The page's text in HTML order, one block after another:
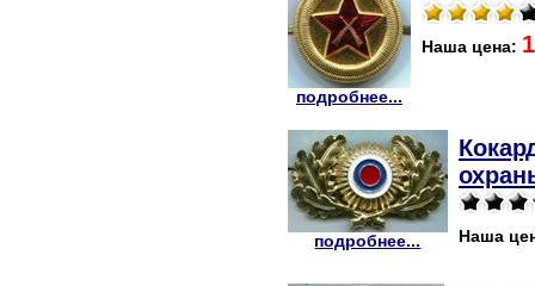
подробнее...
Наша цена:
подробнее... Наша